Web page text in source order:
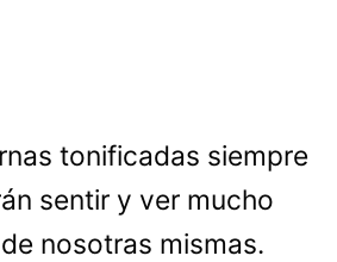
tonificadas siempre
sentir y ver mucho
nosotras mismas.